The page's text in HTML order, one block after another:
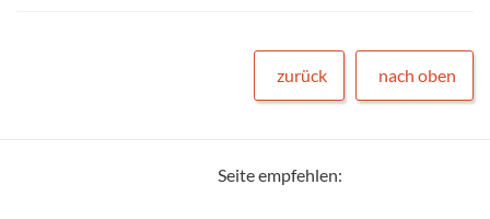
zurück nach oben
Seite empfehlen: